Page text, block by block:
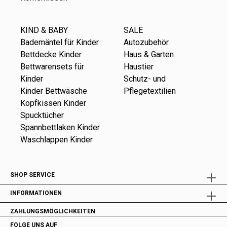
KIND & BABY
Bademäntel für Kinder
Bettdecke Kinder
Bettwarensets für
Kinder
Kinder Bettwäsche
Kopfkissen Kinder
Spucktücher
Spannbettlaken Kinder
Waschlappen Kinder
SALE
Autozubehör
Haus & Garten
Haustier
Schutz- und
Pflegetextilien
SHOP SERVICE
INFORMATIONEN
ZAHLUNGSMÖGLICHKEITEN
FOLGE UNS AUF